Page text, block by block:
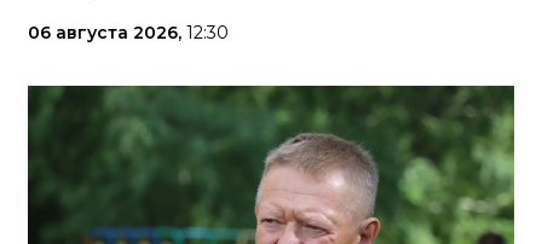
06 августа 2026, 12:30